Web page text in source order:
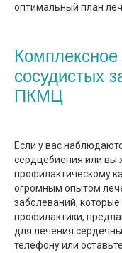
оптимальный план
сосудистых
ПКМЦ
Если у вас
сердцебиения или вы
профилактическому
огромным опытом
заболеваний,
профилактики,
для лечения
телефону или